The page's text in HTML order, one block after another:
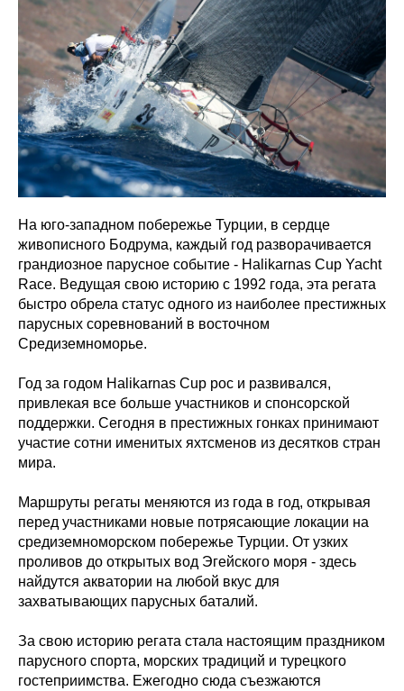
На юго-западном побережье Турции, в сердце
живописного Бодрума, каждый год разворачивается
грандиозное парусное событие - Halikarnas Cup Yacht
Race. Ведущая свою историю с 1992 года, эта регата
быстро обрела статус одного из наиболее престижных
парусных соревнований в восточном
Средиземноморье.
Год за годом Halikarnas Cup рос и развивался,
привлекая все больше участников и спонсорской
поддержки. Сегодня в престижных гонках принимают
участие сотни именитых яхтсменов из десятков стран
мира.
Маршруты регаты меняются из года в год, открывая
перед участниками новые потрясающие локации на
средиземноморском побережье Турции. От узких
проливов до открытых вод Эгейского моря - здесь
найдутся акватории на любой вкус для
захватывающих парусных баталий.
За свою историю регата стала настоящим праздником
парусного спорта, морских традиций и турецкого
гостеприимства. Ежегодно сюда съезжаются